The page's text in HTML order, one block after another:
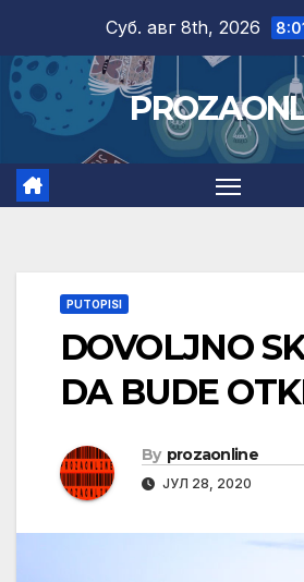
content
Суб. авг 8th, 2026
PUTOPISI
DOVOLJNO
DA BUDE
By prozaonline
ЈУЛ 28, 2020